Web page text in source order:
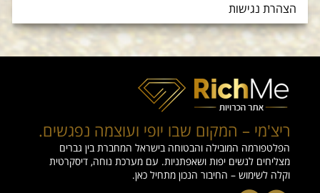
הצהרת נגישות
ריצ'מי – המקום שבו יופי ועוצמה נפגשים.
הפלטפורמה המובילה והבטוחה בישראל המחברת בין גברים
מצליחים לנשים יפות ושאפתניות. עם מערכת נוחה, דיסקרטית
וקלה לשימוש – החיבור הנכון מתחיל כאן.